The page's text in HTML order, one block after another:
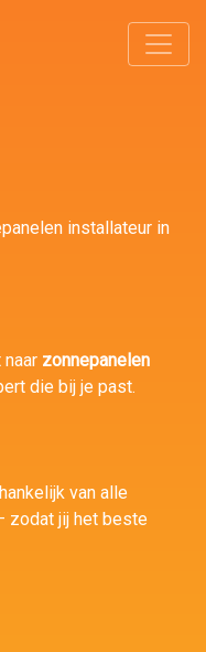
installateur in
zonnepanelen
die bij je past.
van alle
zodat jij het beste